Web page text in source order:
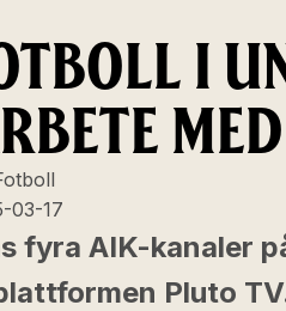
I
03-17
fyra AIK-kanaler
Pluto